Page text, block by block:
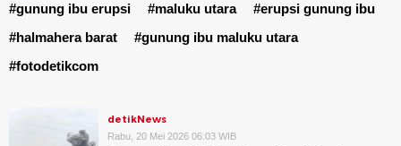
#gunung ibu erupsi #maluku utara
#erupsi gunung ibu
#halmahera barat
#gunung ibu maluku utara
#fotodetikcom
detikNews
Rabu, 20 Mei 2026 06:03 WIB